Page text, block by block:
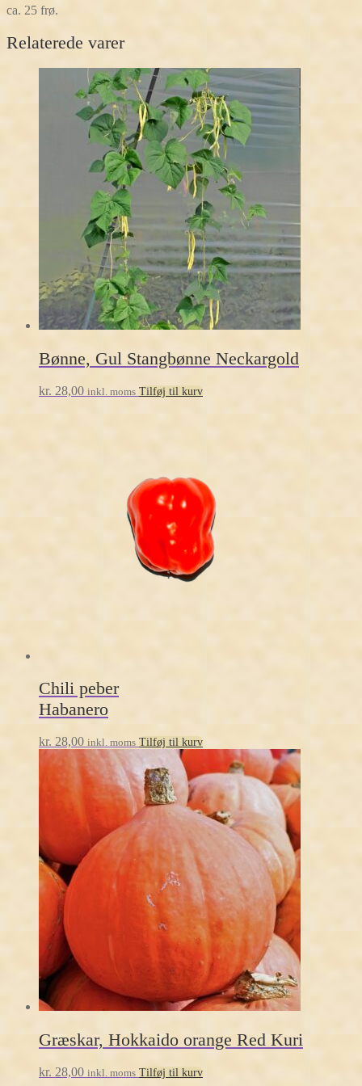
ca. 25 frø.
Relaterede varer
Bønne, Gul Stangbønne Neckargold
kr. 28,00 inkl. moms Tilføj til kurv
Chili peber
Habanero
kr. 28,00 inkl. moms Tilføj til kurv
Græskar, Hokkaido orange Red Kuri
kr. 28,00 inkl. moms Tilføj til kurv